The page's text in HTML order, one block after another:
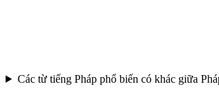
Các từ tiếng Pháp phổ biến có khác giữa